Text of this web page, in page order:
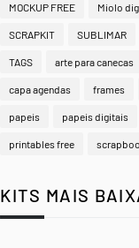
MOCKUP FREE Miolo
SCRAPKIT SUBLIMAR
TAGS arte para canecas
capa agendas frames
papeis papeis digitais
printables free
KITS MAIS